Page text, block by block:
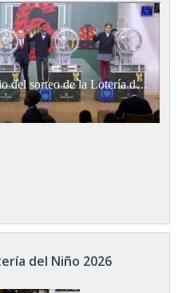
del Niño 2026